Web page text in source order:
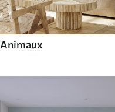
Animaux